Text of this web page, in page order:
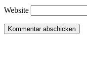
Website